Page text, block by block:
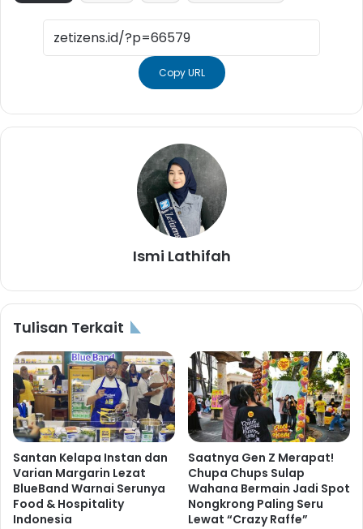
Copy URL
Ismi Lathifah
Tulisan Terkait
Santan Kelapa Instan dan
Varian Margarin Lezat
BlueBand Warnai Serunya
Food & Hospitality
Indonesia
Saatnya Gen Z Merapat!
Chupa Chups Sulap
Wahana Bermain Jadi Spot
Nongkrong Paling Seru
Lewat “Crazy Raffe”